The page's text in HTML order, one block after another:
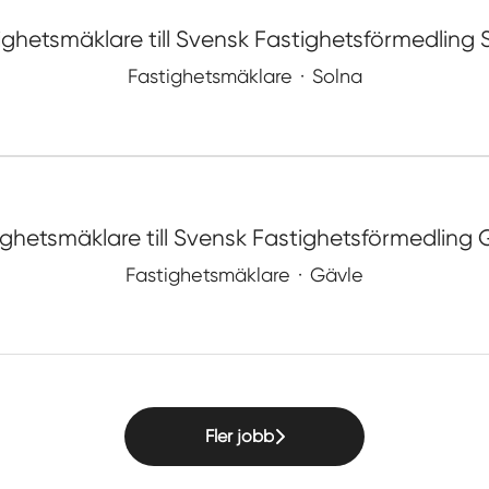
till Svensk Fastighetsförmedling
Fastighetsmäklare · Solna
till Svensk Fastighetsförmedling
Fastighetsmäklare · Gävle
Fler jobb